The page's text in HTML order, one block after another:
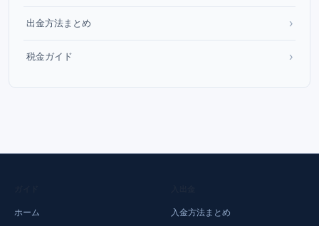
出金方法まとめ ›
税金ガイド ›
ホーム
入金方法まとめ